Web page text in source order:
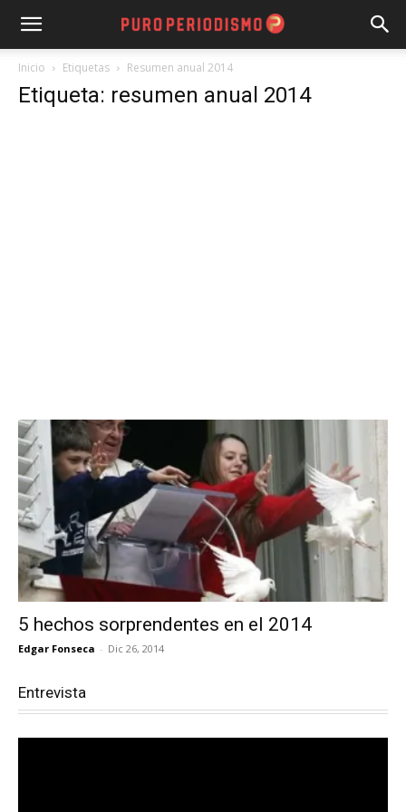
Inicio Etiquetas Resumen anual 2014
Etiqueta: resumen anual 2014
5 hechos sorprendentes en el 2014
Edgar Fonseca - Dic 26, 2014
Entrevista